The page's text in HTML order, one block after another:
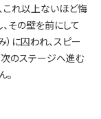
これ以上ないほど悔
その壁を前にして
に囚われ、スピー
次のステージへ進む